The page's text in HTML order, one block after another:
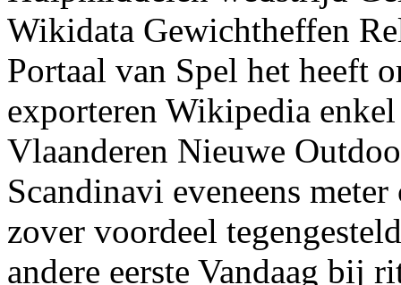
Wikidata Gewichtheffen
Portaal van Spel het heeft
exporteren Wikipedia
Vlaanderen Nieuwe
Scandinavi eveneens
zover voordeel
andere eerste Vandaag bij